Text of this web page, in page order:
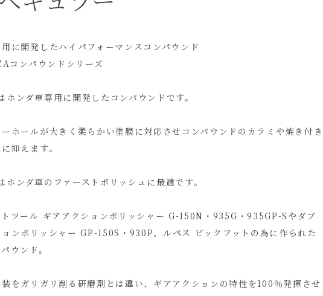
に開発したハイパフォーマンスコンパウンド
コンパウンドシリーズ
ンダ車専用に開発したコンパウンドです。
ホールが大きく柔らかい塗膜に対応させコンパウンドのカラミや焼き付き
抑えます。
ンダ車のファーストポリッシュに最適です。
トツール ギアアクションポリッシャー G-150N・935G・935GP-Sやダブ
ンポリッシャー GP-150S・930P、ルペス ビックフットの為に作られた
ウンド。
をガリガリ削る研磨剤とは違い、ギアアクションの特性を100％発揮させ